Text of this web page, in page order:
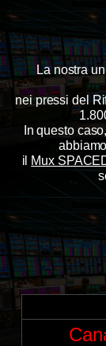
La nostra
nei pressi del
In questo
il Mux